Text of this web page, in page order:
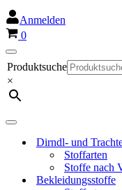
Anmelden
Warenkorb
0
Navigationsmenü
Produktsuche
×
Navigationsmenü
Dirndl- und
Stoffarten
Stoffe nach
Bekleidungsstoffe